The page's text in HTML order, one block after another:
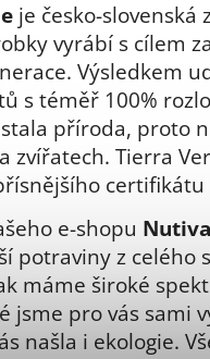
je česko-slovenská
vyrábí s cílem
Výsledkem
s téměř 100%
příroda, proto
zvířatech. Tierra
certifikátu
e-shopu Nutiva
potraviny z celého
máme široké
jsme pro vás sami
našla i ekologie.